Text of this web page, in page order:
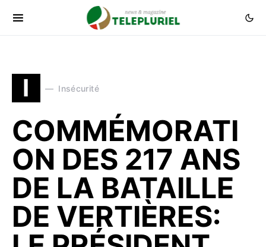
I Insécurité
COMMÉMORATI
ON DES 217 ANS
DE LA BATAILLE
DE VERTIÈRES: